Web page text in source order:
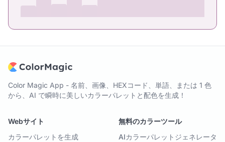
Color Magic App - 名前、画像、HEXコード、単語、または 1 色
から、AI で瞬時に美しいカラーパレットと配色を生成！
Webサイト
カラーパレットを生成
無料のカラーツール
AIカラーパレットジェネレータ